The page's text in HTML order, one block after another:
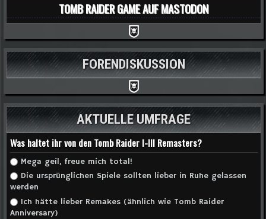
TOMB RAIDER GAME AUF MASTODON
FORENDISKUSSION
AKTUELLE UMFRAGE
Was haltet ihr von den Tomb Raider I-III Remasters?
Auswahlmöglichkeiten
Mega geil, freue mich total!
Die ursprünglichen Spiele sollten lieber in Ruhe gelassen
werden
Ich hätte lieber Remakes (ähnlich wie Tomb Raider
Anniversary)